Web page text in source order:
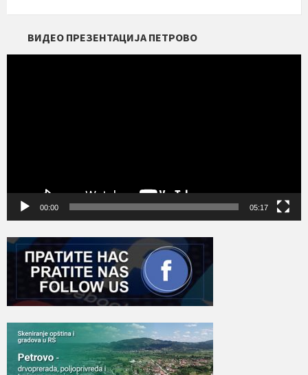
ВИДЕО ПРЕЗЕНТАЦИЈА ПЕТРОВО
00:00 05:17